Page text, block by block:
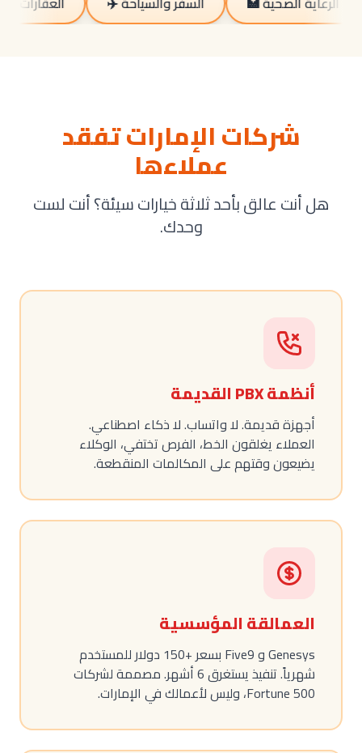
شركات الإمارات تفقد
عملاءها
هل أنت عالق بأحد ثلاثة خيارات سيئة؟ أنت لست
وحدك.
أنظمة PBX القديمة
أجهزة قديمة. لا واتساب. لا ذكاء اصطناعي.
العملاء يغلقون الخط، الفرص تختفي، الوكلاء
يضيعون وقتهم على المكالمات المنقطعة.
العمالقة المؤسسية
Genesys و Five9 بسعر +150 دولار للمستخدم
شهرياً. تنفيذ يستغرق 6 أشهر. مصممة لشركات
Fortune 500، وليس لأعمالك في الإمارات.